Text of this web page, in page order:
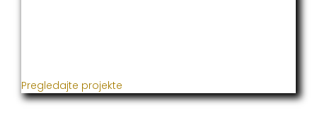
Pregledajte projekte